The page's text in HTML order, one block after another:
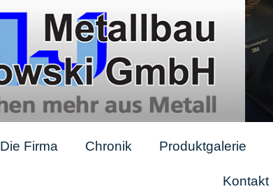
Die Firma Chronik Produktgalerie
Kontakt